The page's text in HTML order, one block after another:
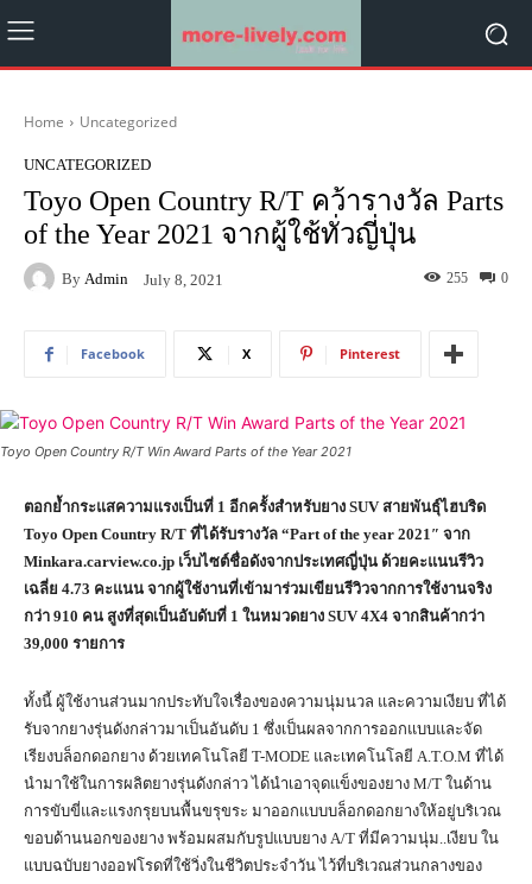
Home Uncategorized
UNCATEGORIZED
Toyo Open Country R/T คว้ารางวัล Parts
of the Year 2021 จากผู้ใช้ทั่วญี่ปุ่น
By Admin July 8, 2021 0
255
Facebook X Pinterest
Toyo Open Country R/T Win Award Parts of the Year 2021
ตอกย้ำกระแสความแรงเป็นที่ 1 อีกครั้งสำหรับยาง SUVสายพันธุ์ไฮบริด
Toyo Open Country R/T ที่ได้รับรางวัล “Part of the year 2021″ จาก
Minkara.carview.co.jp เว็บไซต์ชื่อดังจากประเทศญี่ปุ่น ด้วยคะแนนรีวิว
เฉลี่ย 4.73 คะแนน จากผู้ใช้งานที่เข้ามาร่วมเขียนรีวิวจากการใช้งานจริง
กว่า 910 คน สูงที่สุดเป็นอับดับที่ 1 ในหมวดยาง SUV4X4 จากสินค้ากว่า
39,000 รายการ
ทั้งนี้ ผู้ใช้งานส่วนมากประทับใจเรื่องของความนุ่มนวล และความเงียบ ที่ได้
รับจากยางรุ่นดังกล่าวมาเป็นอันดับ 1 ซึ่งเป็นผลจากการออกแบบและจัด
เรียงบล็อกดอกยาง ด้วยเทคโนโลยี T-MODE และเทคโนโลยี A.T.O.M ที่ได้
นำมาใช้ในการผลิตยางรุ่นดังกล่าว ได้นำเอาจุดแข็งของยาง M/T ในด้าน
การขับขี่และแรงกรุยบนพื้นขรุขระ มาออกแบบบล็อกดอกยางให้อยู่บริเวณ
ขอบด้านนอกของยาง พร้อมผสมกับรูปแบบยาง A/T ที่มีความนุ่ม..เงียบ ใน
แบบฉบับยางออฟโรดที่ใช้วิ่งในชีวิตประจำวัน ไว้ที่บริเวณส่วนกลางของ